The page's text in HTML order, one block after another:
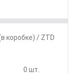
коробке) / ZTD
0 шт.